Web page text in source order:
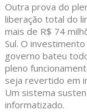
Outra prova do
liberação total do
mais de R$ 74
Sul. O
governo bateu
pleno
seja revertido em
Um sistema
informatizado.